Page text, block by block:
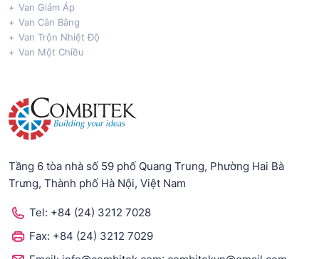
Van Giảm Áp
Van Cân Bằng
Van Trộn Nhiệt Độ
Van Một Chiều
Tầng 6 tòa nhà số 59 phố Quang Trung, Phường Hai Bà
Trưng, Thành phố Hà Nội, Việt Nam
Tel: +84 (24) 3212 7028
Fax: +84 (24) 3212 7029